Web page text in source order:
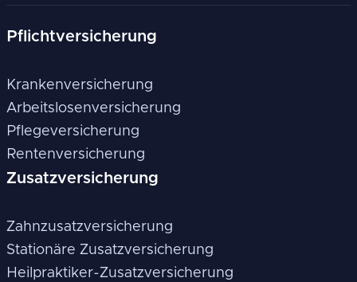
Pflichtversicherung
Krankenversicherung
Arbeitslosenversicherung
Pflegeversicherung
Rentenversicherung
Zusatzversicherung
Zahnzusatzversicherung
Stationäre Zusatzversicherung
Heilpraktiker-Zusatzversicherung